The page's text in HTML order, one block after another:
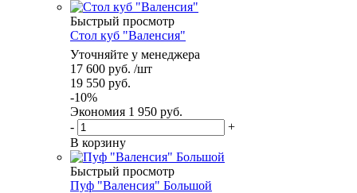
Быстрый просмотр
Стол куб "Валенсия"
Уточняйте у менеджера
17 600 руб. /шт
19 550 руб.
-10%
Экономия 1 950 руб.
-
+
В корзину
Быстрый просмотр
Пуф "Валенсия" Большой